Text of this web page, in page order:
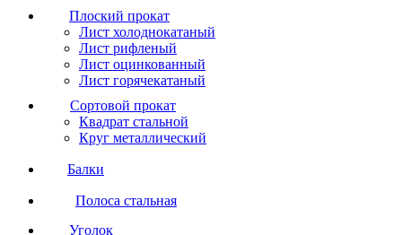
Плоский прокат
Лист холоднокатаный
Лист рифленый
Лист оцинкованный
Лист горячекатаный
Сортовой прокат
Квадрат стальной
Круг металлический
Балки
Полоса стальная
Уголок